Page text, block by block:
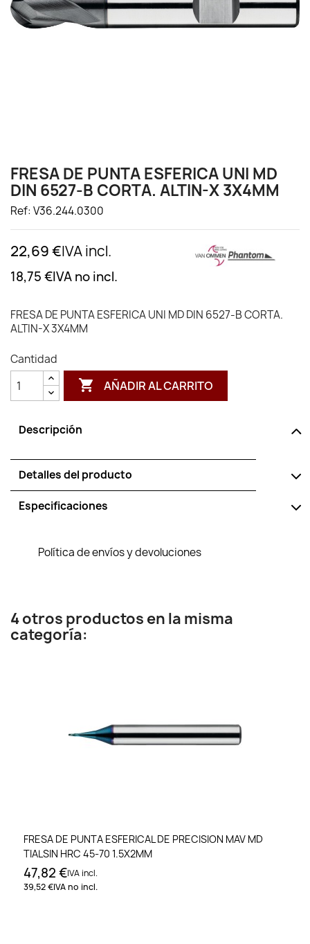
FRESA DE PUNTA ESFERICA UNI MD
DIN 6527-B CORTA. ALTIN-X 3X4MM
Ref: V36.244.0300
22,69 €IVA incl.
18,75 €IVA no incl.
FRESA DE PUNTA ESFERICA UNI MD DIN 6527-B CORTA.
ALTIN-X 3X4MM
Cantidad
 AÑADIR AL CARRITO
Descripción
Detalles del producto
Especificaciones
Política de envíos y devoluciones
4 otros productos en la misma
categoría:
FRESA DE PUNTA ESFERICAL DE PRECISION MAV MD
TIALSIN HRC 45-70 1.5X2MM
47,82 €IVA incl.
39,52 €IVA no incl.